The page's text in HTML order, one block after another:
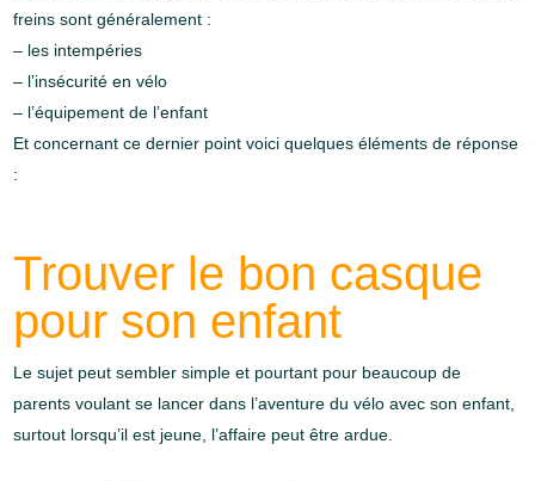
freins sont généralement :
– les intempéries
– l’insécurité en vélo
– l’équipement de l’enfant
Et concernant ce dernier point voici quelques éléments de réponse
:
Trouver le bon casque
pour son enfant
Le sujet peut sembler simple et pourtant pour beaucoup de
parents voulant se lancer dans l’aventure du vélo avec son enfant,
surtout lorsqu’il est jeune, l’affaire peut être ardue.